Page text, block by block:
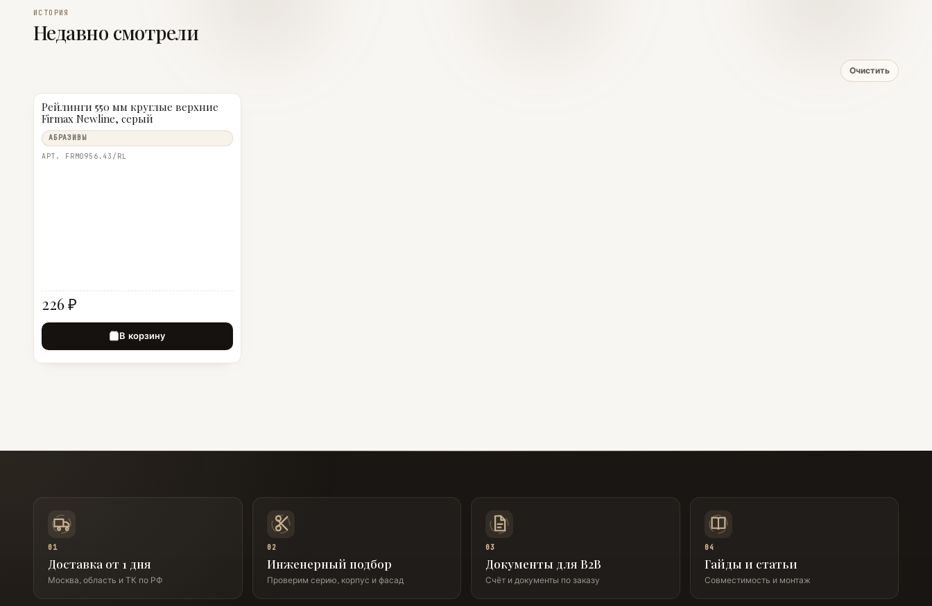
ИСТОРИЯ
Недавно смотрели
Очистить
Рейлинги 550 мм круглые верхние
Firmax Newline, серый
АБРАЗИВЫ
АРТ. FRM0956.43/RL
226 ₽
В корзину
01
Доставка от 1 дня
Москва, область и ТК по РФ
02
Инженерный подбор
Проверим серию, корпус и фасад
03
Документы для B2B
Счёт и документы по заказу
04
Гайды и статьи
Совместимость и монтаж